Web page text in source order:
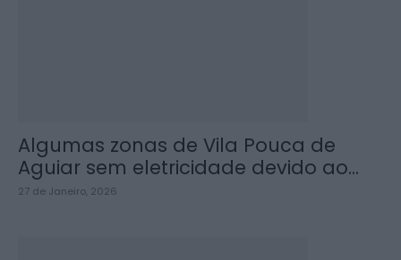
Algumas zonas de Vila Pouca de
Aguiar sem eletricidade devido ao...
27 de Janeiro, 2026